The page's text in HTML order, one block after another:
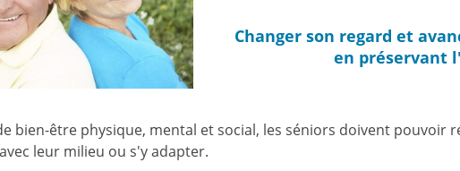
Changer son regard et
en préservant
bien-être physique, mental et social, les séniors doivent pouvoir
leur milieu ou s'y adapter.